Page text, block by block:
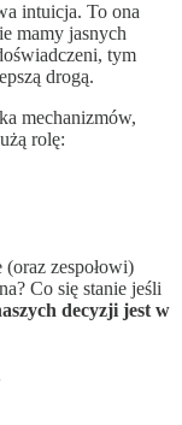
intuicja. To ona
mamy jasnych
tym
drogą.
mechanizmów,
rolę:
zespołowi)
Co się stanie jeśli
decyzji jest w